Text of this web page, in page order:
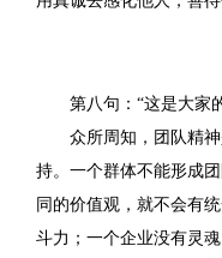
第八句：“这是大家
众所周知，团队精
持。一个群体不能形成
同的价值观，就不会有
斗力；一个企业没有灵